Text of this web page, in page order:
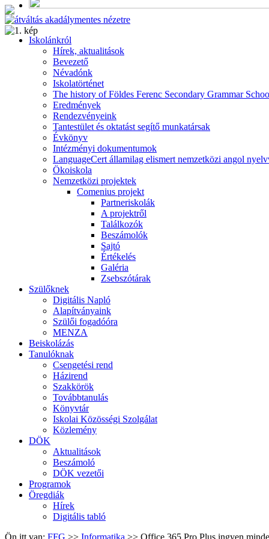
Iskolánkról
Hírek, aktualitások
Bevezető
Névadónk
Iskolatörténet
The history of Földes Ferenc Secondary Grammar
Eredmények
Rendezvényeink
Tantestület és oktatást segítő munkatársak
Évkönyv
Intézményi dokumentumok
LanguageCert államilag elismert nemzetközi angol
Ökoiskola
Nemzetközi projektek
Comenius projekt
Partneriskolák
A projektről
Találkozók
Beszámolók
Sajtó
Értékelés
Galéria
Zsebszótárak
Szülőknek
Digitális Napló
Alapítványaink
Szülői fogadóóra
MENZA
Beiskolázás
Tanulóknak
Csengetési rend
Házirend
Szakkörök
Továbbtanulás
Könyvtár
Iskolai Közösségi Szolgálat
Közlemény
DÖK
Aktualitások
Beszámoló
DÖK vezetői
Programok
Öregdiák
Hírek
Digitális tabló
Ön itt van: FFG >> Informatika >> Office 365 Pro Plus ingyen
Program